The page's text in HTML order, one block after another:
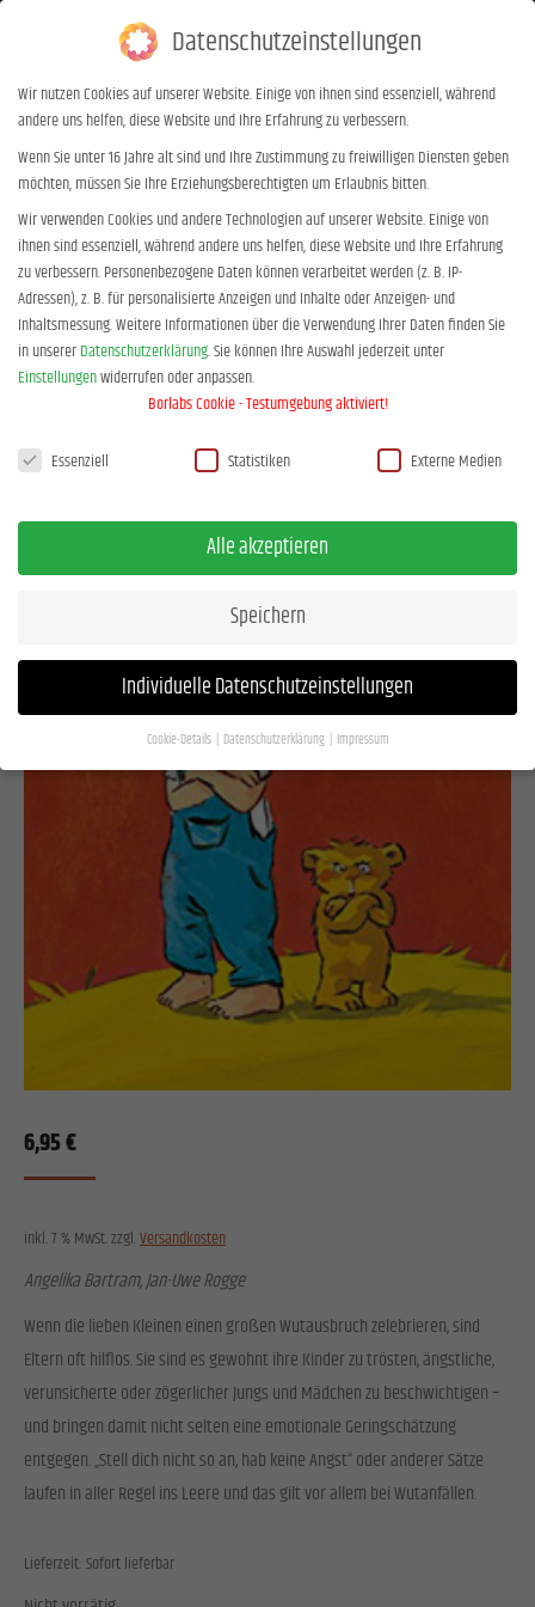
0,00€
Kleine Helden – Riesenwut
Sie befinden sich hier:
Start Bücher Kleine Helden – Riesenwut
6,95€
inkl. 7 % MwSt.zzgl.Versandkosten
Angelika Bartram, Jan-Uwe Rogge
Wenn die lieben Kleinen einen großen Wutausbruch zelebrieren, sind
Eltern oft hilflos. Sie sind es gewohnt ihre Kinder zu trösten, ängstliche,
verunsicherte oder zögerlicher Jungs und Mädchen zu beschwichtigen –
und bringen damit nicht selten eine emotionale Geringschätzung
entgegen. „Stell dich nicht so an, hab keine Angst“ oder anderer Sätze
laufen in aller Regel ins Leere und das gilt vor allem bei Wutanfällen.
Lieferzeit:Sofort lieferbar
Datenschutzeinstellungen
Wir nutzen Cookies auf unserer Website. Einige von ihnen sind essenziell, während
andere uns helfen, diese Website und Ihre Erfahrung zu verbessern.
Wenn Sie unter 16 Jahre alt sind und Ihre Zustimmung zu freiwilligen Diensten geben
möchten, müssen Sie Ihre Erziehungsberechtigten um Erlaubnis bitten.
Wir verwenden Cookies und andere Technologien auf unserer Website. Einige von
ihnen sind essenziell, während andere uns helfen, diese Website und Ihre Erfahrung
zu verbessern.Personenbezogene Daten können verarbeitet werden (z. B. IP-
Adressen), z. B. für personalisierte Anzeigen und Inhalte oder Anzeigen- und
Inhaltsmessung.Weitere Informationen über die Verwendung Ihrer Daten finden Sie
in unsererDatenschutzerklärung.Sie können Ihre Auswahl jederzeit unter
Einstellungenwiderrufen oder anpassen.
Borlabs Cookie - Testumgebung aktiviert!
Datenschutzeinstellungen
Essenziell Statistiken Externe Medien
Alle akzeptieren
Speichern
Individuelle Datenschutzeinstellungen
Cookie-Details Datenschutzerklärung Impressum
Datenschutzeinstellungen
Wenn Sie unter 16 Jahre alt sind und Ihre Zustimmung zu freiwilligen Diensten geben
möchten, müssen Sie Ihre Erziehungsberechtigten um Erlaubnis bitten.
Wir verwenden Cookies und andere Technologien auf unserer Website. Einige von
ihnen sind essenziell, während andere uns helfen, diese Website und Ihre Erfahrung
Personenbezogene Daten können verarbeitet werden (z. B. IP-
Adressen), z. B. für personalisierte Anzeigen und Inhalte oder Anzeigen- und
Inhaltsmessung.
Weitere Informationen über die Verwendung Ihrer Daten finden Sie
Datenschutzerklärung.
Datenschutzeinstellungen
Essenzielle Cookies ermöglichen grundlegende Funktionen und sind für die einwandfreie Funktion
der Website erforderlich.
Cookie-Informationen anzeigen
Statistiken (1)
Statistik Cookies erfassen Informationen anonym. Diese Informationen helfen uns zu verstehen, wie
unsere Besucher unsere Website nutzen.
Cookie-Informationen anzeigen
Externe Medien (2)